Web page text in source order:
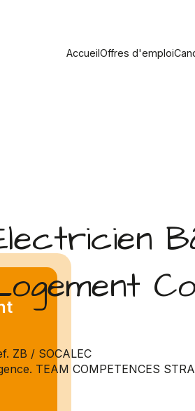
AccueilOffres d'emploi
ZB / SOCALEC
TEAM COMPETENCES